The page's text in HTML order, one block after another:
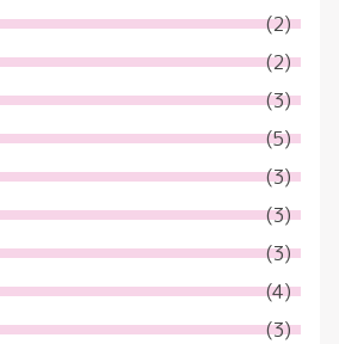
(2)
(2)
(3)
(5)
(3)
(3)
(3)
(4)
(3)